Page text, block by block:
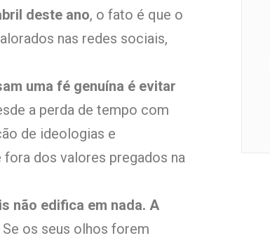
deste ano, o fato é que o
nas redes sociais,
uma fé genuína é evitar
a perda de tempo com
de ideologias e
dos valores pregados na
não edifica em nada. A
Se os seus olhos forem